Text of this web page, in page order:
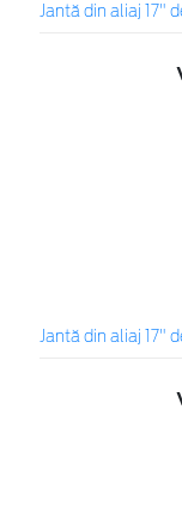
Jantă din aliaj 17"
Jantă din aliaj 17"